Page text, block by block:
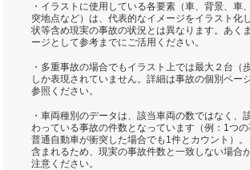
・イラストに使用している各要素（車、背景、車
突地点など）は、代表的なイメージをイラスト化
状等含め現実の事故の状況とは異なります。あく
ージとして参考までにご活用ください。
・多重事故の場合でもイラスト上では最大２台（
しか表現されていません。詳細は事故の個別ペー
参照ください。
・車両種別のデータは、該当車両の数ではなく、
わっている事故の件数となっています（例：1つ
普通自動車が衝突した場合でも1件とカウント）
含まれるため、現実の事故件数と一致しない場合
注意ください。